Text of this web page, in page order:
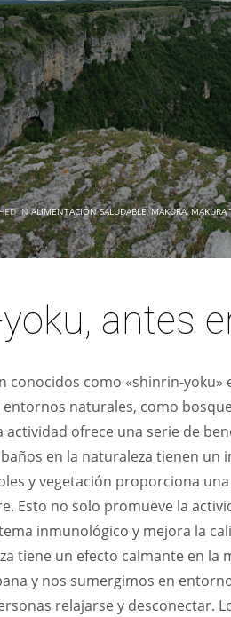
INALIMENTACIÓN SALUDABLE,MAKURA,MAKURA
antes
conocidos como «shinrin-yoku»
naturales, como
actividad ofrece una serie de
en la naturaleza tienen un
y vegetación proporciona
Esto no solo promueve la
inmunológico y mejora la
tiene un efecto calmante en la
y nos sumergimos en
relajarse y desconectar.